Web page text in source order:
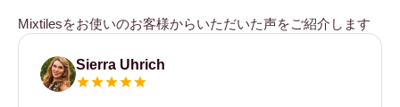
Mixtilesをお使いのお客様からいただいた声をご紹介します
Sierra Uhrich